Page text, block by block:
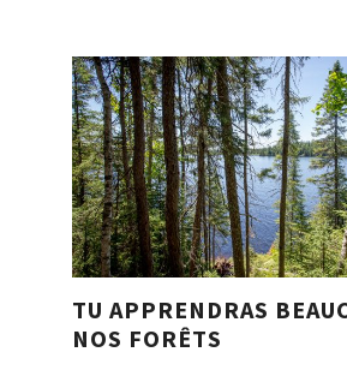
TU APPRENDRAS
NOS FORÊTS